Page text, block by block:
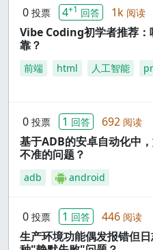
0 投票 4+1 回答 1k 阅读
Vibe Coding初学者推荐：
靠？
前端 html 人工智能
0 投票 1 回答 692 阅读
基于ADB的安卓自动化中
不准的问题？
adb android
0 投票 1 回答 446 阅读
生产环境功能偶发报错但